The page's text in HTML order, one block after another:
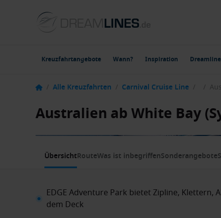
Kreuzfahrtangebote Wann? Inspiration
/ Alle Kreuzfahrten / Carnival Cruise Line / /
Australien ab White Bay
1 / 6
ÜbersichtRouteWas ist inbegriffenSonderangebote
EDGE Adventure Park bietet Zipline,
dem Deck